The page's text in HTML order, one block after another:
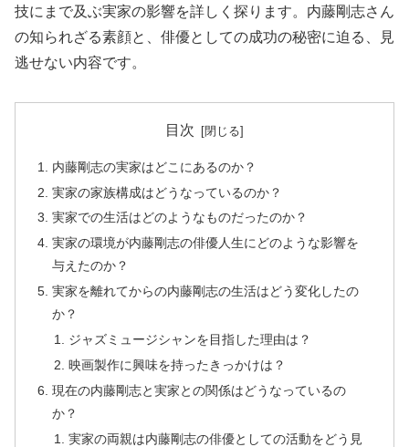
技にまで及ぶ実家の影響を詳しく探ります。内藤剛志さん
の知られざる素顔と、俳優としての成功の秘密に迫る、見
逃せない内容です。
目次
内藤剛志の実家はどこにあるのか？
実家の家族構成はどうなっているのか？
実家での生活はどのようなものだったのか？
実家の環境が内藤剛志の俳優人生にどのような影響を
与えたのか？
実家を離れてからの内藤剛志の生活はどう変化したの
か？
ジャズミュージシャンを目指した理由は？
映画製作に興味を持ったきっかけは？
現在の内藤剛志と実家との関係はどうなっているの
か？
実家の両親は内藤剛志の俳優としての活動をどう見